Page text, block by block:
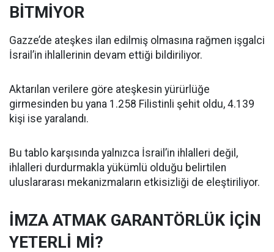
BİTMİYOR
Gazze’de ateşkes ilan edilmiş olmasına rağmen işgalci
İsrail’in ihlallerinin devam ettiği bildiriliyor.
Aktarılan verilere göre ateşkesin yürürlüğe
girmesinden bu yana 1.258 Filistinli şehit oldu, 4.139
kişi ise yaralandı.
Bu tablo karşısında yalnızca İsrail’in ihlalleri değil,
ihlalleri durdurmakla yükümlü olduğu belirtilen
uluslararası mekanizmaların etkisizliği de eleştiriliyor.
İMZA ATMAK GARANTÖRLÜK İÇİN
YETERLİ Mİ?